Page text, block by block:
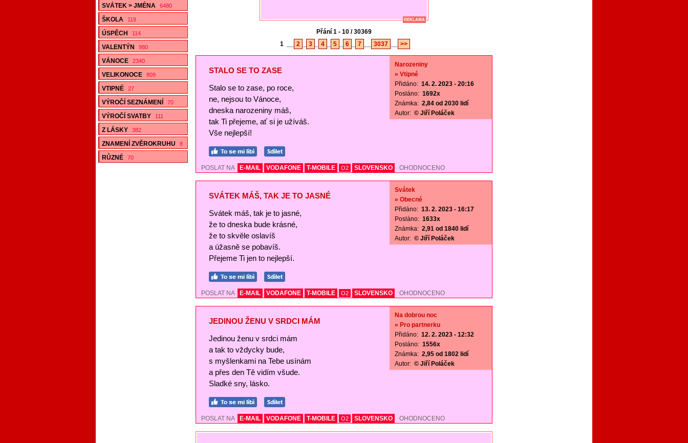
SVÁTEK > JMÉNA 6480
ŠKOLA 119
ÚSPĚCH 114
VALENTÝN 980
VÁNOCE 2340
VELIKONOCE 809
VTIPNÉ 27
VÝROČÍ SEZNÁMENÍ 70
VÝROČÍ SVATBY 111
Z LÁSKY 382
ZNAMENÍ ZVĚROKRUHU 8
RŮZNÉ 70
REKLAMA
Přání 1 - 10 / 30369
1
2 3 4 5 6 7 3037 >>
STALO SE TO ZASE
Stalo se to zase, po roce,
ne, nejsou to Vánoce,
dneska narozeniny máš,
tak Ti přejeme, ať si je užíváš.
Vše nejlepší!
Narozeniny
» Vtipné
Přidáno: 14. 2. 2023 - 20:16
Posláno: 1692x
Známka: 2,84 od 2030 lidí
Autor: © Jiří Poláček
POSLAT NA E-MAIL VODAFONE T-MOBILE O2 SLOVENSKO OHODNOCENO
SVÁTEK MÁŠ, TAK JE TO JASNÉ
Svátek máš, tak je to jasné,
že to dneska bude krásné,
že to skvěle oslavíš
a úžasně se pobavíš.
Přejeme Ti jen to nejlepší.
Svátek
» Obecné
Přidáno: 13. 2. 2023 - 16:17
Posláno: 1633x
Známka: 2,91 od 1840 lidí
Autor: © Jiří Poláček
POSLAT NA E-MAIL VODAFONE T-MOBILE O2 SLOVENSKO OHODNOCENO
JEDINOU ŽENU V SRDCI MÁM
Jedinou ženu v srdci mám
a tak to vždycky bude,
s myšlenkami na Tebe usínám
a přes den Tě vidím všude.
Sladké sny, lásko.
Na dobrou noc
» Pro partnerku
Přidáno: 12. 2. 2023 - 12:32
Posláno: 1556x
Známka: 2,95 od 1802 lidí
Autor: © Jiří Poláček
POSLAT NA E-MAIL VODAFONE T-MOBILE O2 SLOVENSKO OHODNOCENO